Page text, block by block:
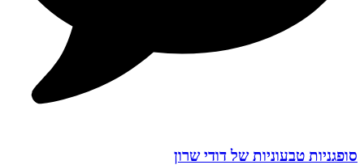
סופגניות טבעוניות של דודי שרון